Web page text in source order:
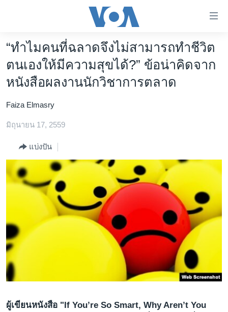
ต่อ
ไป
เนื้อหา
ข้าม
ไป
ข้าม
ไป
หน้าหลัก
โลก
เอเชีย
สหรัฐฯ
ไทย
ธุรกิจ
วิทยาศาสตร์
สังคมและสุขภาพ
ไลฟ์สไตล์
ตรวจสอบข่าว
เรียนรู้ภาษาอังกฤษ
พอดคาสต์
ติดตามเรา
“ทำไมคนที่ฉลาดจึงไม่สามารถทำชีวิต
ตนเองให้มีความสุขได้?” ข้อน่าคิดจาก
หนังสือผลงานนักวิชาการตลาด
Faiza Elmasry
มิถุนายน 17, 2559
แบ่งปัน
ผู้เขียนหนังสือ "If You’re So Smart, Why Aren’t You